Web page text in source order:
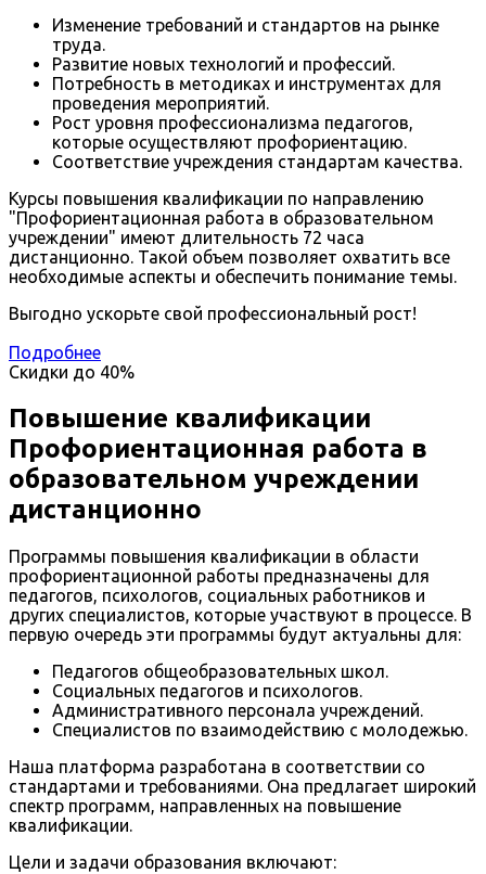
Изменение требований и стандартов на рынке
труда.
Развитие новых технологий и профессий.
Потребность в методиках и инструментах для
проведения мероприятий.
Рост уровня профессионализма педагогов,
которые осуществляют профориентацию.
Соответствие учреждения стандартам качества.
Курсы повышения квалификации по направлению
"Профориентационная работа в образовательном
учреждении" имеют длительность 72 часа
дистанционно. Такой объем позволяет охватить все
необходимые аспекты и обеспечить понимание темы.
Выгодно ускорьте свой профессиональный рост!
Подробнее
Скидки до 40%
Повышение квалификации
Профориентационная работа в
образовательном учреждении
дистанционно
Программы повышения квалификации в области
профориентационной работы предназначены для
педагогов, психологов, социальных работников и
других специалистов, которые участвуют в процессе. В
первую очередь эти программы будут актуальны для:
Педагогов общеобразовательных школ.
Социальных педагогов и психологов.
Административного персонала учреждений.
Специалистов по взаимодействию с молодежью.
Наша платформа разработана в соответствии со
стандартами и требованиями. Она предлагает широкий
спектр программ, направленных на повышение
квалификации.
Цели и задачи образования включают: